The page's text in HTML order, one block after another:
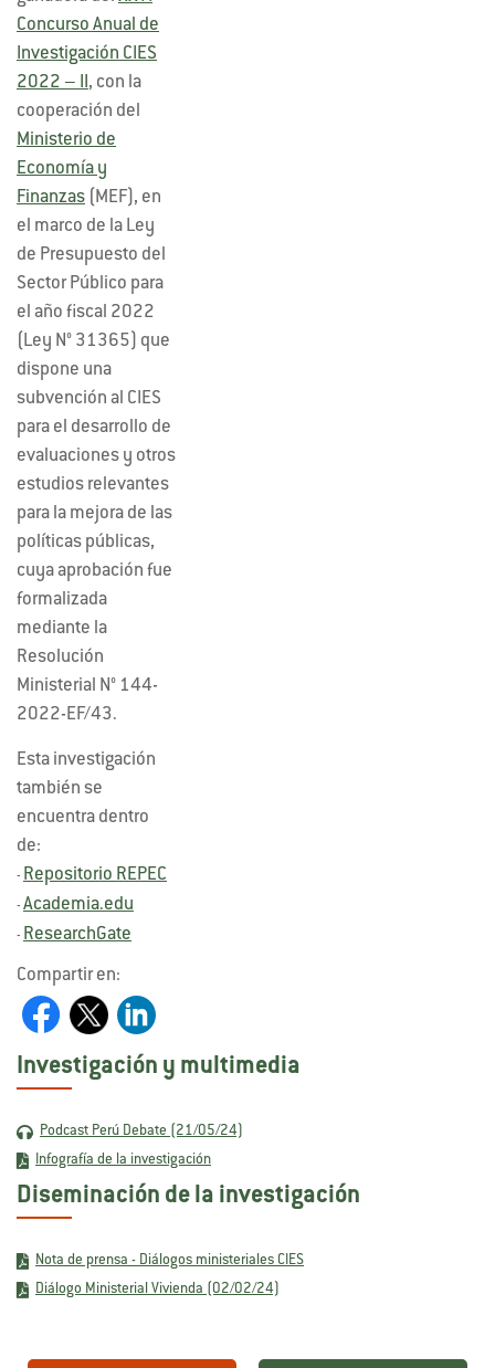
Concurso Anual de
Investigación CIES
2022 – II , con la
cooperación del
Ministerio de
Economía y
Finanzas (MEF), en
el marco de la Ley
de Presupuesto del
Sector Público para
el año fiscal 2022
(Ley N° 31365) que
dispone una
subvención al CIES
para el desarrollo de
evaluaciones y otros
estudios relevantes
para la mejora de las
políticas públicas,
cuya aprobación fue
formalizada
mediante la
Resolución
Ministerial N° 144-
2022-EF/43.
Esta investigación
también se
encuentra dentro
de:
- Repositorio REPEC
- Academia.edu
- ResearchGate
Compartir en:
Investigación y multimedia
Podcast Perú Debate (21/05/24)
Infografía de la investigación
Diseminación de la investigación
Nota de prensa - Diálogos ministeriales CIES
Diálogo Ministerial Vivienda (02/02/24)